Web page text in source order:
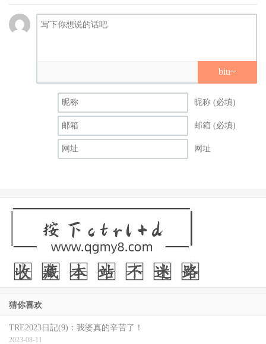
biu~
昵称 (必填)
邮箱 (必填)
网址
猜你喜欢
TRE2023日記(9)：我婆真的辛苦了！
2023-08-11